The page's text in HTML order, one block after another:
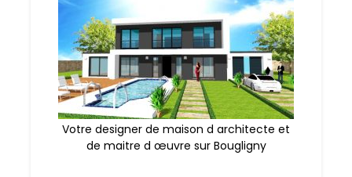
Votre designer de maison d architecte et
de maitre d œuvre sur Bougligny